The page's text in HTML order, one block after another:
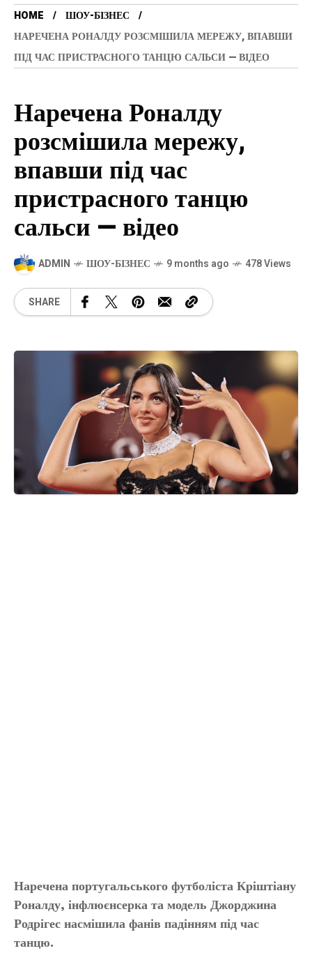
HOME
ШОУ-БІЗНЕС
НАРЕЧЕНА РОНАЛДУ РОЗСМІШИЛА МЕРЕЖУ, ВПАВШИ
ПІД ЧАС ПРИСТРАСНОГО ТАНЦЮ САЛЬСИ — ВІДЕО
Наречена Роналду
розсмішила мережу,
впавши під час
пристрасного танцю
сальси — відео
ADMIN ШОУ-БІЗНЕС 9 months ago 478 Views
SHARE
Наречена португальського футболіста Кріштіану
Роналду, інфлюєнсерка та модель Джорджина
Родрігес насмішила фанів падінням під час
танцю.